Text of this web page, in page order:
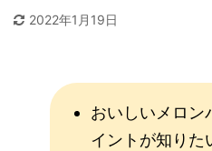
2022年1月19日
おいしいメロン
イントが知りた